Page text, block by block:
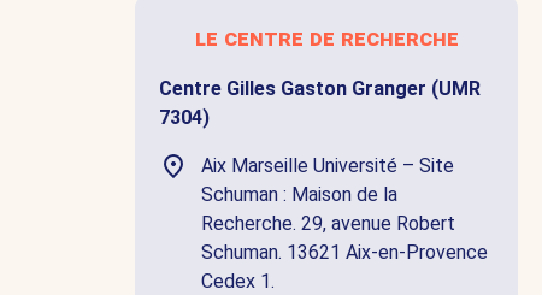
le centre de recherche
Centre Gilles Gaston Granger (UMR
7304)
Aix Marseille Université – Site
Schuman : Maison de la
Recherche. 29, avenue Robert
Schuman. 13621 Aix-en-Provence
Cedex 1.